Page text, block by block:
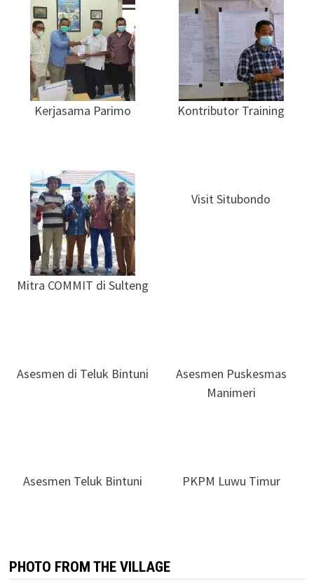
Kerjasama Parimo Kontributor Training
Mitra COMMIT di Sulteng
Visit Situbondo
Asesmen di Teluk Bintuni
Asesmen Puskesmas
Manimeri
Asesmen Teluk Bintuni PKPM Luwu Timur
PHOTO FROM THE VILLAGE